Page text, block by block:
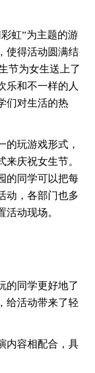
虹”为主题的游
使得活动圆满结
节为女生送上了
乐和不一样的人
们对生活的热
的玩游戏形式，
庆祝女生节。
的同学可以把每
动，各部门也多
动现场。
的同学更好地了
给活动带来了轻
内容相配合，具